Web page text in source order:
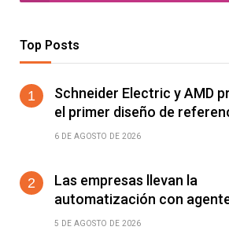
Top Posts
Schneider Electric y AMD
el primer diseño de
plataforma Helios para
6 DE AGOSTO DE 2026
Las empresas llevan la
automatización con
más allá del ERP y el CRM: ya
5 DE AGOSTO DE 2026